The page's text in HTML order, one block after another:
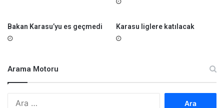
Bakan Karasu’yu es geçmedi Karasu liglere katılacak
Arama Motoru